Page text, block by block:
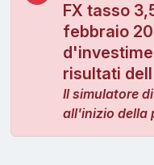
FX tasso
febbraio
risultati
Il simulatore
all'inizio della